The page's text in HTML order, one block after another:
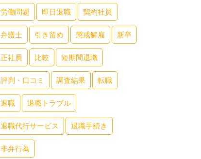
労働問題 即日退職 契約社員
弁護士 引き留め 懲戒解雇 新卒
正社員 比較 短期間退職
評判・口コミ 調査結果 転職
退職 退職トラブル
退職代行サービス 退職手続き
非弁行為